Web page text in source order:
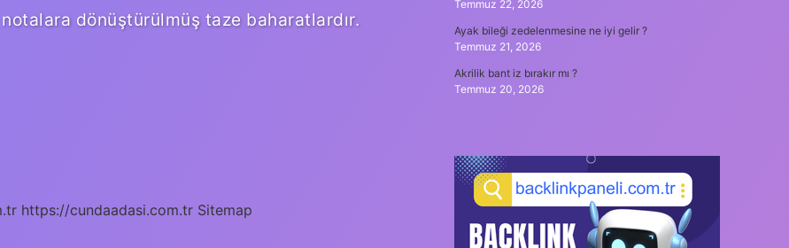
dönüştürülmüş taze baharatlardır.
https://cundaadasi.com.tr Sitemap
Temmuz 22, 2026
Ayak bileği zedelenmesine ne iyi gelir ?
Temmuz 21, 2026
Akrilik bant iz bırakır mı ?
Temmuz 20, 2026